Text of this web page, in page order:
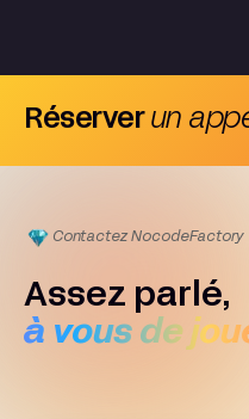
Réserver un
Contactez NocodeFactory
Assez parlé,
à vous de